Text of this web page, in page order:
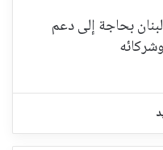
بحاجة إلى دعم